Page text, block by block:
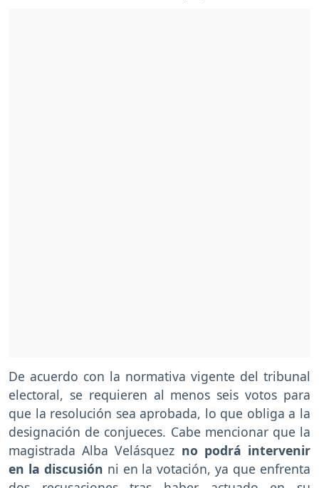
De acuerdo con la normativa vigente del tribunal
electoral, se requieren al menos seis votos para
que la resolución sea aprobada, lo que obliga a la
designación de conjueces. Cabe mencionar que la
magistrada Alba Velásquez no podrá intervenir
en la discusión ni en la votación, ya que enfrenta